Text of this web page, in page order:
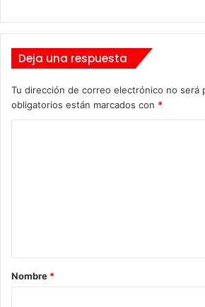
Deja una respuesta
Tu dirección de correo electrónico no será
obligatorios están marcados con *
a
r
Nombre *